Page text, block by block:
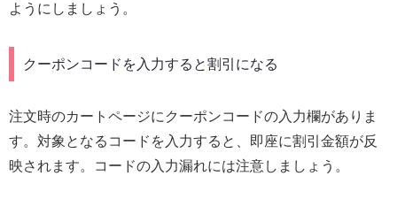
ようにしましょう。
クーポンコードを入力すると割引になる
注文時のカートページにクーポンコードの入力欄がありま
す。対象となるコードを入力すると、即座に割引金額が反
映されます。コードの入力漏れには注意しましょう。